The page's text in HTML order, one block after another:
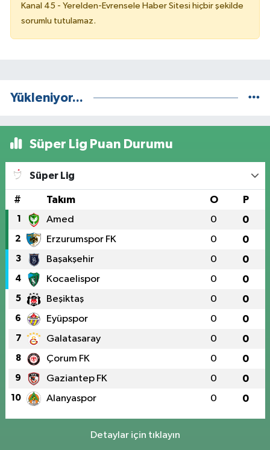
Kanal 45 - Yerelden-Evrensele Haber Sitesi hiçbir şekilde
sorumlu tutulamaz.
Yükleniyor...
Süper Lig Puan Durumu
Süper Lig
# Takım O P
1 Amed 0 0
2 Erzurumspor FK 0 0
3 Başakşehir 0 0
4 Kocaelispor 0 0
5 Beşiktaş 0 0
6 Eyüpspor 0 0
7 Galatasaray 0 0
8 Çorum FK 0 0
9 Gaziantep FK 0 0
10 Alanyaspor 0 0
Detaylar için tıklayın